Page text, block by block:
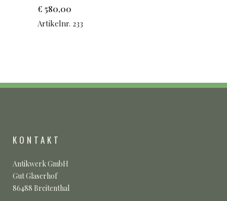
€ 580,00
Artikelnr. 233
KONTAKT
Antikwerk GmbH
Gut Glaserhof
86488 Breitenthal